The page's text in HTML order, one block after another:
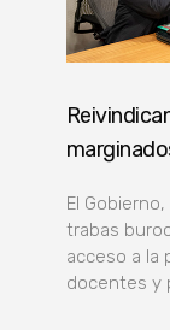
El
trabas
acceso a la
docentes y